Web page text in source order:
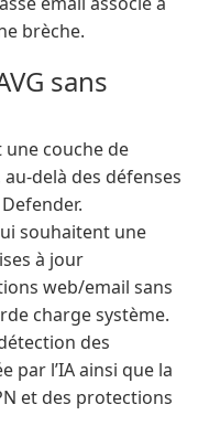
brèche.
sans
couche de
delà des défenses
souhaitent une
à jour
web/email sans
charge système.
des
par l’IA ainsi que la
et des protections